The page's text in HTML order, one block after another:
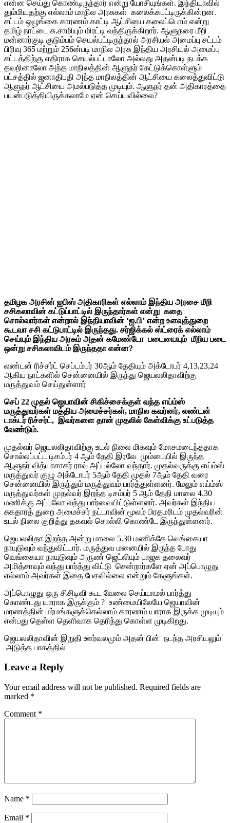
என்ன செய்து கொண்டிருந்தார் என்று யோசியுங்கள். இந்தியாவில்
தும்மியதற்கு எல்லாம் மாநில அரசுகள் கலைக்கபட்டிருக்கின்றன.
சட்டம் ஒழுங்கை காரணம் காட்டி ஆட்சியை கலைப்பொம் என்று
தமிழ் நாட்டை சு.சாமியும் மிரட்டி வந்திருக்கிறார். ஆளுநரை மீறி
மன்னார்குடி குடும்பம் செயல்பட்டிருந்தால் அரசியல் அமைப்பு சட்டம்
பிரிவு 365 மற்றும் 256ன்படி மாநில அரசு இந்திய அரசியல் அமைப்பு
சட்டத்திற்கு எதிராக செயல்பட்டாலோ அல்லது அதன்படி நடக்க
தவறினாலோ அந்த மாநிலத்தின் ஆளுநர் கேட்டுக்கொள்ளும்
பட்சத்தில் ஜனாதிபதி அந்த மாநிலத்தின் ஆட்சியை கலைத்துவிட்டு
ஆளுநர் ஆட்சியை அமல்படுத்த முடியும். ஆளுநர் தன் அதிகாரத்தை
பயன்படுத்தியிருக்கலாமே ஏன் செய்யவில்லை?
தமிழக அரசின் ஐபிஸ் அதிகாரிகள் எல்லாம் இந்திய அரசை மீறி
சசிகலாவின் கட்டுப்பாட்டில் இருந்தார்கள் என்று கதை
சொல்வார்கள் என்றால் இந்தியாவின் ‘ஐ.பி’ என்ற உளவுத்துறை
கூடவா சசி கட்டுபாட்டில் இருந்தது. சர்ஜிக்கல் ஸ்ட்ரைக் எல்லாம்
செய்யும் இந்திய அரசும் அதன் கமேண்டோ படையையும் மீறிய படை
ஒன்று சசிகலாவிடம் இருந்ததா என்ன?
லண்டன் ரிச்சர்ட் செப்டம்பர் 30ஆம் தேதியும் அக்டோபர் 4,13,23,24
ஆகிய நாட்களில் சென்னையில் இருந்து ஜெயலலிதாவிற்கு
மருத்துவம் செய்துள்ளார்
செப் 22 முதல் ஜெயாவின் சிகிச்சைக்குள் வந்த எய்ம்ஸ்
மருத்துவர்கள் மத்திய அமைச்சர்கள், மாநில கவர்னர், லண்டன்
டாக்டர் ரிச்சர்ட், இவர்களை தான் முதலில் கேள்விக்கு உட்படுத்த
வேண்டும்.
முதல்வர் ஜெயலலிதாவிற்கு உடல் நிலை மிகவும் மோசமடைந்ததாக
சொல்லப்பட்ட டிசம்பர் 4 ஆம் தேதி இரவே மும்பையில் இருந்த
ஆளுநர் வித்யாசாகர் ராவ் அப்பல்லோ வந்தார். முதல்வருக்கு எய்ம்ஸ்
மருத்துவர் குழு அக்டோபர் 5ஆம் தேதி முதல் 7ஆம் தேதி வரை
சென்னையில் இருந்தும் மருத்துவம் பார்த்துள்ளனர். மேலும் எய்ம்ஸ்
மருத்துவர்கள் முதல்வர் இறந்த டிசம்பர் 5 ஆம் தேதி மாலை 4.30
மணிக்கு அப்பலோ வந்து பார்வையிட்டுள்ளனர். அவர்கள் இந்திய
சுகதாரத் துறை அமைச்சர் நட்டாவின் மூலம் பிரதமரிடம் முதல்வரின்
உடல் நிலை குறித்து தகவல் சொல்லி கொண்டே இருந்துள்ளனர்.
ஜெயலலிதா இறந்த அன்று மாலை 5.30 மணிக்கே வெங்கையா
நாயுடுவும் வந்துவிட்டார். மருத்துவ மனையில் இருந்த போது
வெங்கையா நாயுடுவும் அருண் ஜெட்லியும் பாஜக தலைவர்
அமித்சாவும் வந்து பார்த்து விட்டு சென்றார்களே ஏன் அப்பொழுது
எல்லாம் அவர்கள் இதை பேசவில்லை என்றும் கேளுங்கள்.
அப்பொழுது ஒரு சிசிடிவி கூட வேலை செய்யாமல் பார்த்து
கொண்டது யாராக இருக்கும் ? உண்மையிலேயே ஜெயாவின்
மரணத்தின் மர்மங்களுக்கெல்லாம் காரணம் யாராக இருக்க முடியும்
என்பது தெள்ள தெளிவாக தெரிந்து கொள்ள முடிகிறது.
ஜெயலலிதாவின் இறுதி ஊர்வலமும் அதன் பின் நடந்த அரசியலும்
அடுத்த பாகத்தில்
Leave a Reply
Your email address will not be published. Required fields are
marked *
Comment *
Name *
Email *